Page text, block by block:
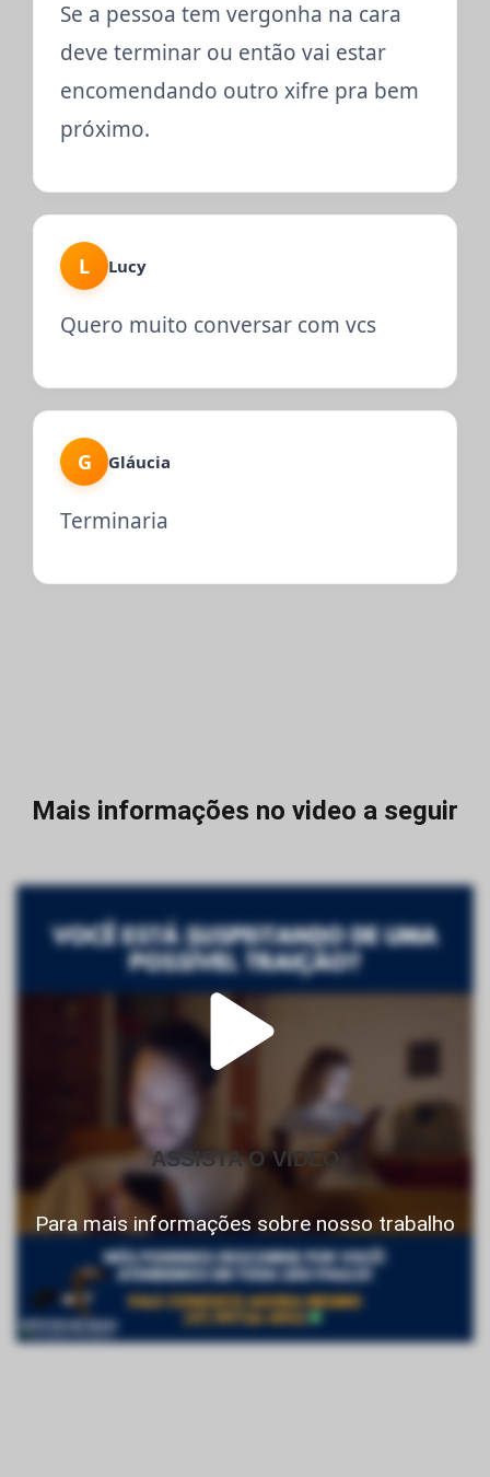
Se a pessoa tem vergonha na cara
deve terminar ou então vai estar
encomendando outro xifre pra bem
próximo.
L Lucy
Quero muito conversar com vcs
G Gláucia
Terminaria
Mais informações no video a seguir
ASSISTA O VIDEO
Para mais informações sobre nosso trabalho